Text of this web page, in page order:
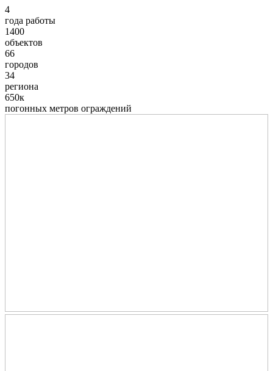
4
года работы
1400
объектов
66
городов
34
региона
650к
погонных метров ограждений